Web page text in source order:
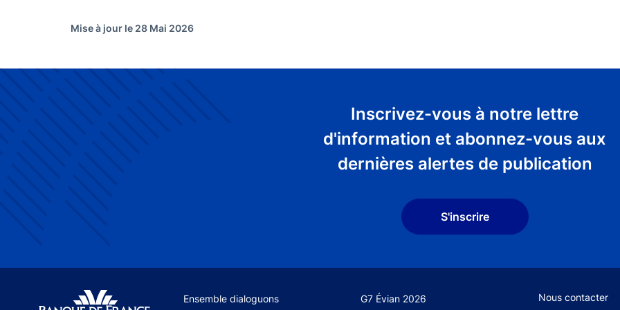
Mise à jour le 28 Mai 2026
Inscrivez-vous à notre lettre
d'information et abonnez-vous aux
dernières alertes de publication
S'inscrire
Site navigation
Ensemble dialoguons G7 Évian 2026 Footer secondary
Nous contacter